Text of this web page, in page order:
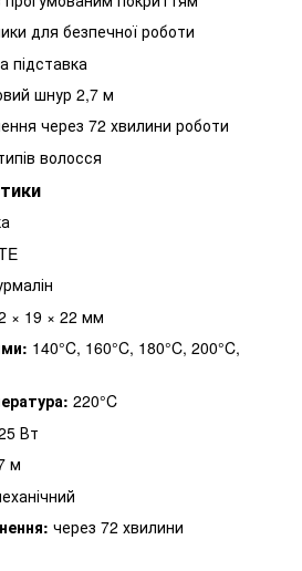
для безпечної роботи
підставка
шнур 2,7 м
через 72 хвилини роботи
волосся
× 19 × 22 мм
140°C, 160°C, 180°C, 200°C,
220°C
Вт
м
через 72 хвилини